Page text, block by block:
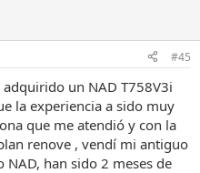
#45
un NAD T758V3i
la experiencia a sido muy
que me atendió y con la
renove , vendí mi antiguo
han sido 2 meses de